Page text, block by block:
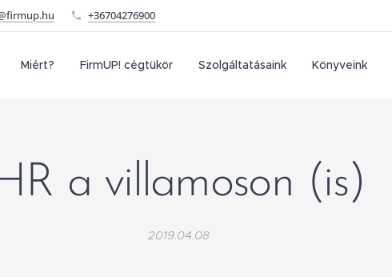
+36704276900
Miért? FirmUP! cégtükör Szolgáltatásaink Könyveink
a villamoson (is)
2019.04.08